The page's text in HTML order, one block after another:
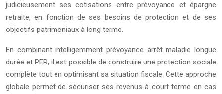
judicieusement ses cotisations entre prévoyance et épargne
retraite, en fonction de ses besoins de protection et de ses
objectifs patrimoniaux à long terme.
En combinant intelligemment prévoyance arrêt maladie longue
durée et PER, il est possible de construire une protection sociale
complète tout en optimisant sa situation fiscale. Cette approche
globale permet de sécuriser ses revenus à court terme en cas